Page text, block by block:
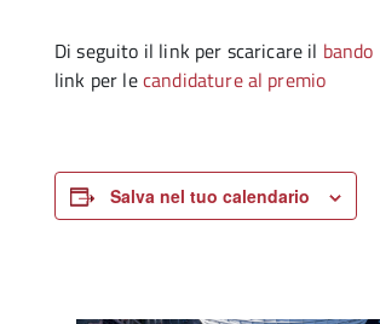
Di seguito il link per scaricare il bando
link per lecandidature al premio
Salva nel tuo calendario